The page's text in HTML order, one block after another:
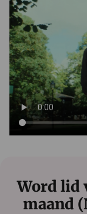
Word lid
maand